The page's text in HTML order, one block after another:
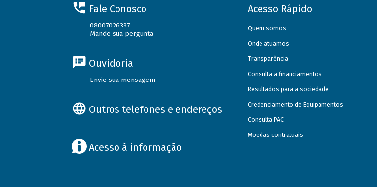
Fale Conosco
08007026337
Mande sua pergunta
Ouvidoria
Envie sua mensagem
Outros telefones e endereços
Acesso à informação
Acesso Rápido
Quem somos
Onde atuamos
Transparência
Consulta a financiamentos
Resultados para a sociedade
Credenciamento de Equipamentos
Consulta PAC
Moedas contratuais